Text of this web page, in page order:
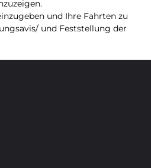
und Ihre Fahrten zu
und Feststellung der